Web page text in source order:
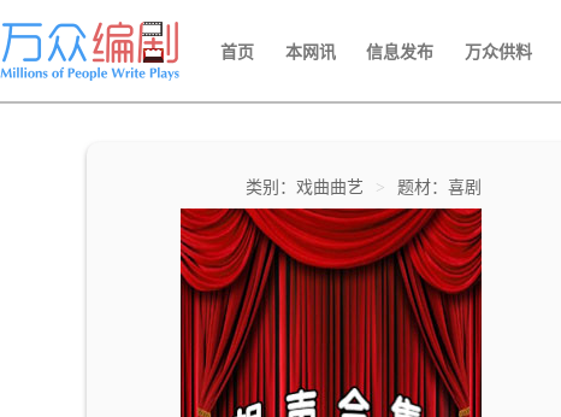
首页 本网讯 信息发布 万众供料
类别：戏曲曲艺 > 题材：喜剧